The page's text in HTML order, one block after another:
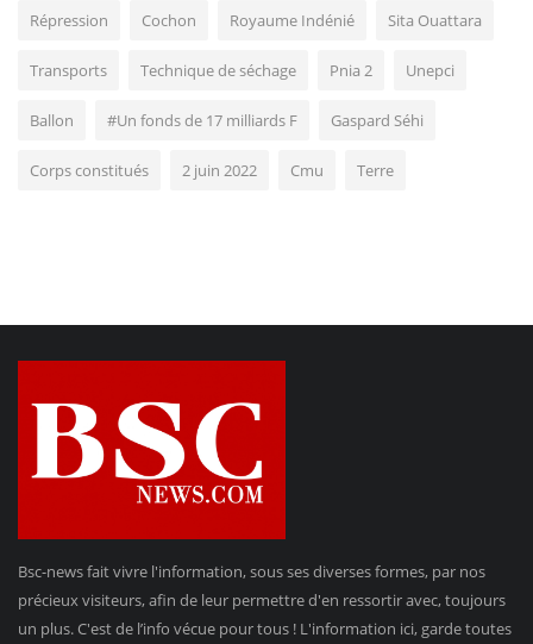
Répression Cochon Royaume Indénié Sita Ouattara
Transports Technique de séchage Pnia 2 Unepci
Ballon #Un fonds de 17 milliards F Gaspard Séhi
Corps constitués 2 juin 2022 Cmu Terre
Bsc-news fait vivre l'information, sous ses diverses formes, par nos
précieux visiteurs, afin de leur permettre d'en ressortir avec, toujours
un plus. C'est de l’info vécue pour tous ! L'information ici, garde toutes